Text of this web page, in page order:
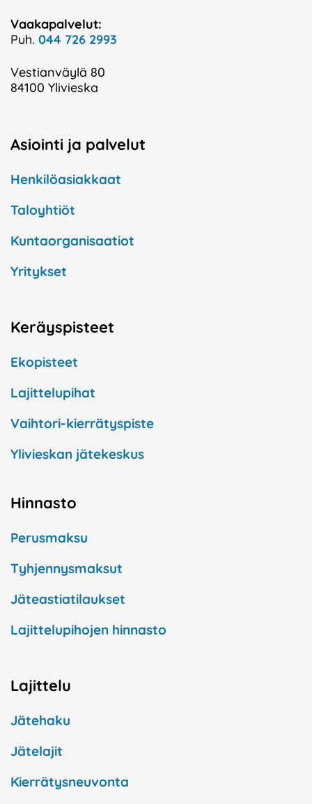
Vaakapalvelut:
Puh. 044 726 2993
Vestianväylä 80
84100 Ylivieska
Asiointi ja palvelut
Henkilöasiakkaat
Taloyhtiöt
Kuntaorganisaatiot
Yritykset
Keräyspisteet
Ekopisteet
Lajittelupihat
Vaihtori-kierrätyspiste
Ylivieskan jätekeskus
Hinnasto
Perusmaksu
Tyhjennysmaksut
Jäteastiatilaukset
Lajittelupihojen hinnasto
Lajittelu
Jätehaku
Jätelajit
Kierrätysneuvonta